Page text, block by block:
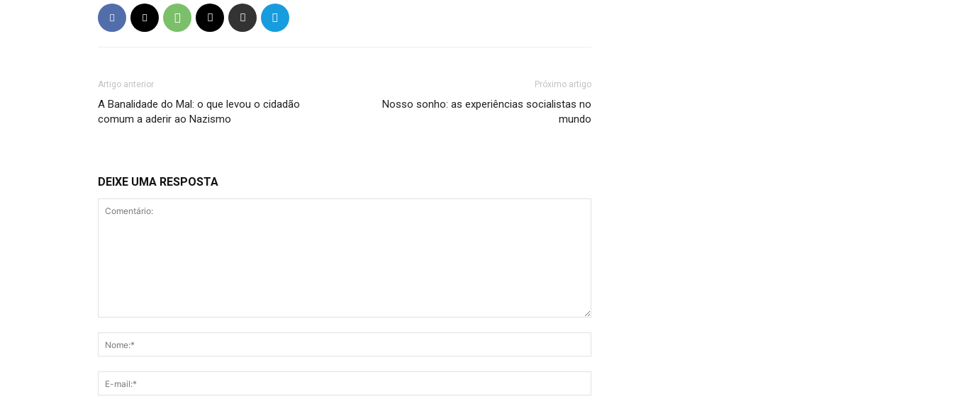
Artigo anterior
A Banalidade do Mal: o que levou o cidadão
comum a aderir ao Nazismo
Próximo artigo
Nosso sonho: as experiências socialistas no
mundo
DEIXE UMA RESPOSTA